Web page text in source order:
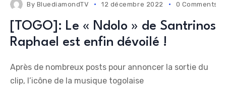
By BluediamondTV 12 décembre 2022 0 Comments
[TOGO]: Le « Ndolo » de Santrinos
Raphael est enfin dévoilé !
Après de nombreux posts pour annoncer la sortie du
clip, l’icône de la musique togolaise